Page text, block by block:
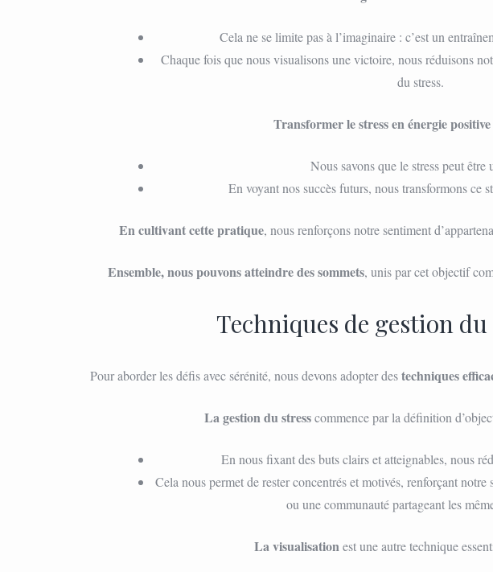
Cela ne se limite pas à l’imaginaire : c’est un
Chaque fois que nous visualisons une victoire, nous réduisons
du stress.
Transformer le stress en énergie positive
Nous savons que le stress peut être
En voyant nos succès futurs, nous transformons ce
En cultivant cette pratique, nous renforçons notre sentiment
Ensemble, nous pouvons atteindre des sommets, unis par cet objectif
Techniques de gestion du
Pour aborder les défis avec sérénité, nous devons adopter destechniques
La gestion du stresscommence par la définition
En nous fixant des buts clairs et atteignables, nous
Cela nous permet de rester concentrés et motivés, renforçant notre
ou une communauté partageant les
La visualisationest une autre technique